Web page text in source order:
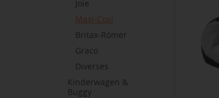
Joie
Maxi-Cosi
Britax-Römer
Graco
Diverses
Kinderwagen &
Buggy